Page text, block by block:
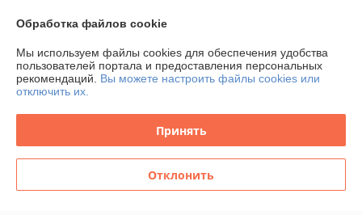
Контакты
Доставка и оплата
Полная версия сайта
Политика обработки cookies
Обработка файлов cookie
Мы используем файлы cookies для обеспечения удобства
пользователей портала и предоставления персональных
рекомендаций. Вы можете настроить файлы cookies или
отключить их.
Принять
Отклонить